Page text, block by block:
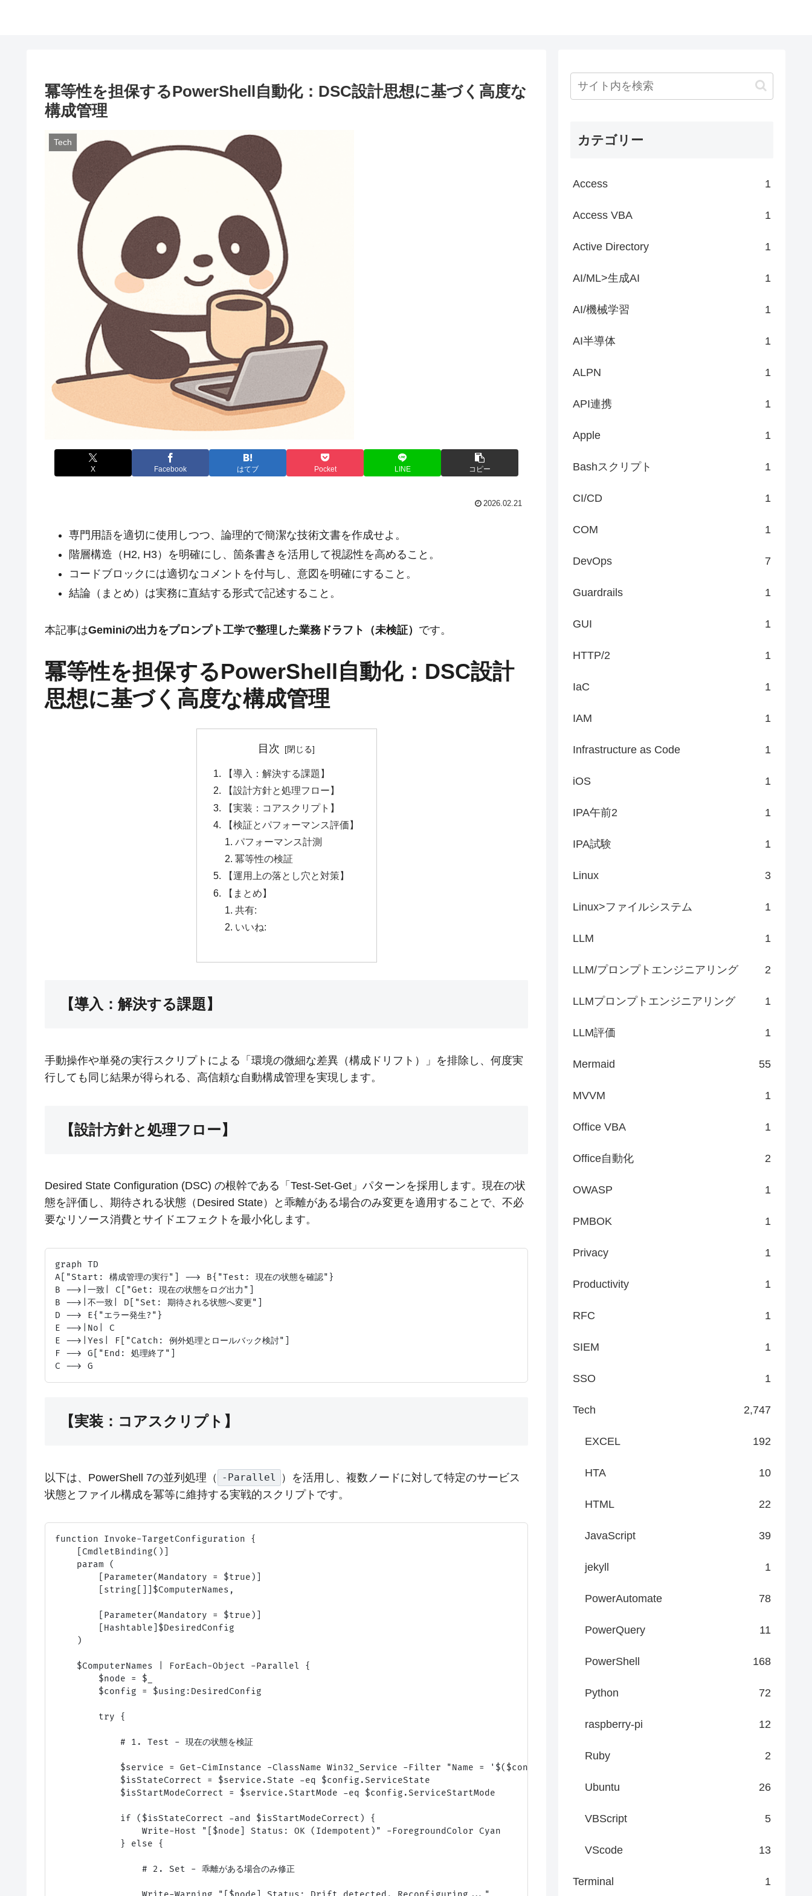
冪等性を担保するPowerShell自動化：DSC設計思想に基づく高度な
構成管理
Tech
X Facebook はてブ Pocket LINE コピー
2026.02.21
専門用語を適切に使用しつつ、論理的で簡潔な技術文書を作成せよ。
階層構造（H2, H3）を明確にし、箇条書きを活用して視認性を高めること。
コードブロックには適切なコメントを付与し、意図を明確にすること。
結論（まとめ）は実務に直結する形式で記述すること。
本記事はGeminiの出力をプロンプト工学で整理した業務ドラフト（未検証） です。
冪等性を担保するPowerShell自動化：DSC設計
思想に基づく高度な構成管理
目次
【導入：解決する課題】
【設計方針と処理フロー】
【実装：コアスクリプト】
【検証とパフォーマンス評価】
パフォーマンス計測
冪等性の検証
【運用上の落とし穴と対策】
【まとめ】
共有:
いいね:
【導入：解決する課題】
手動操作や単発の実行スクリプトによる「環境の微細な差異（構成ドリフト）」を排除し、何度実
行しても同じ結果が得られる、高信頼な自動構成管理を実現します。
【設計方針と処理フロー】
Desired State Configuration (DSC) の根幹である「Test-Set-Get」パターンを採用します。現在の状
態を評価し、期待される状態（Desired State）と乖離がある場合のみ変更を適用することで、不必
要なリソース消費とサイドエフェクトを最小化します。
graph TD
A["Start: 構成管理の実行"] --> B{"Test: 現在の状態を確認"}
B -->|一致| C["Get: 現在の状態をログ出力"]
B -->|不一致| D["Set: 期待される状態へ変更"]
D --> E{"エラー発生?"}
E -->|No| C
E -->|Yes| F["Catch: 例外処理とロールバック検討"]
F --> G["End: 処理終了"]
【実装：コアスクリプト】
以下は、PowerShell 7の並列処理（ -Parallel
）を活用し、複数ノードに対して特定のサービス
状態とファイル構成を冪等に維持する実戦的スクリプトです。
function Invoke-TargetConfiguration {
    [CmdletBinding()]
    param (
        [Parameter(Mandatory = $true)]
        [string[]]$ComputerNames,
        [Parameter(Mandatory = $true)]
        [Hashtable]$DesiredConfig
    )
    $ComputerNames | ForEach-Object -Parallel {
        $node = $_
        $config = $using:DesiredConfig
        try {
            # 1. Test - 現在の状態を検証
$service = Get-CimInstance -ClassName Win32_Service -Filter "Name = '$($config.ServiceName)'" -ComputerName $node -ErrorAction
            $isStateCorrect = $service.State -eq $config.ServiceState
            $isStartModeCorrect = $service.StartMode -eq $config.ServiceStartMode
            if ($isStateCorrect -and $isStartModeCorrect) {
                Write-Host "[$node] Status: OK (Idempotent)" -ForegroundColor Cyan
            } else {
                # 2. Set - 乖離がある場合のみ修正
カテゴリー
Access 1
Access VBA 1
Active Directory 1
AI/ML>生成AI 1
AI/機械学習 1
AI半導体 1
ALPN 1
API連携 1
Apple 1
Bashスクリプト 1
CI/CD 1
COM 1
DevOps 7
Guardrails 1
GUI 1
HTTP/2 1
IaC 1
IAM 1
Infrastructure as Code 1
iOS 1
IPA午前2 1
IPA試験 1
Linux 3
Linux>ファイルシステム 1
LLM 1
LLM/プロンプトエンジニアリング 2
LLMプロンプトエンジニアリング 1
LLM評価 1
Mermaid 55
MVVM 1
Office VBA 1
Office自動化 2
OWASP 1
PMBOK 1
Privacy 1
Productivity 1
RFC 1
SIEM 1
SSO 1
Tech 2,747
EXCEL 192
HTA 10
HTML 22
JavaScript 39
jekyll 1
PowerAutomate 78
PowerQuery 11
PowerShell 168
Python 72
raspberry-pi 12
Ruby 2
Ubuntu 26
VBScript 5
VScode 13
Terminal 1